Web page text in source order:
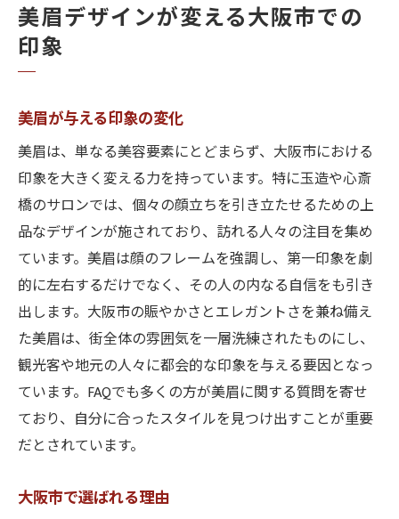
美眉デザインが変える大阪市での
印象
美眉が与える印象の変化
美眉は、単なる美容要素にとどまらず、大阪市における
印象を大きく変える力を持っています。特に玉造や心斎
橋のサロンでは、個々の顔立ちを引き立たせるための上
品なデザインが施されており、訪れる人々の注目を集め
ています。美眉は顔のフレームを強調し、第一印象を劇
的に左右するだけでなく、その人の内なる自信をも引き
出します。大阪市の賑やかさとエレガントさを兼ね備え
た美眉は、街全体の雰囲気を一層洗練されたものにし、
観光客や地元の人々に都会的な印象を与える要因となっ
ています。FAQでも多くの方が美眉に関する質問を寄せ
ており、自分に合ったスタイルを見つけ出すことが重要
だとされています。
大阪市で選ばれる理由